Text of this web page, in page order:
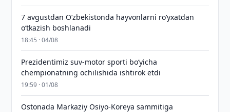
7 avgustdan O‘zbekistonda hayvonlarni ro‘yxatdan
o‘tkazish boshlanadi
18:45 · 04/08
Prezidentimiz suv-motor sporti bo‘yicha
chempionatning ochilishida ishtirok etdi
19:59 · 01/08
Ostonada Markaziy Osiyo-Koreya sammitiga